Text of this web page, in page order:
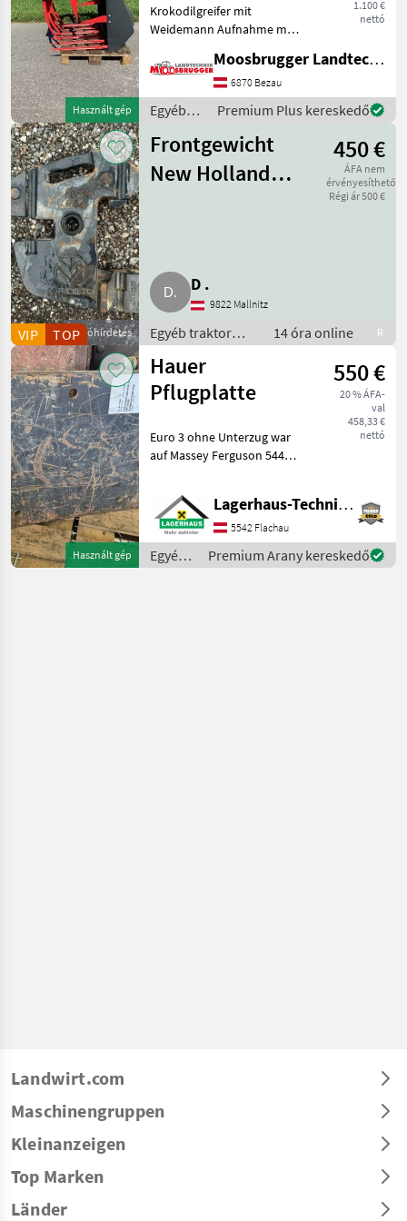
Használt gép
1.100 €
nettó
Krokodilgreifer mit
Weidemann Aufnahme mit
Daten: - Breite 110 cm -
Gewicht 206 kg -
Zinkenanzahl unten 6 -
Zinkenanzahl oben 5 -
Inhalt
Moosbrugger Landtechnik GmbH
6870 Bezau
Egyéb
tartozékok
/ Stekro
Premium Plus kereskedő
Apróhirdetés
VIP TOP
Frontgewicht
New Holland
450 €
ÁFA nem
érvényesíthető
Régi ár 500 €
D .
9822 Mallnitz
Egyéb traktor
tartozékok /
Frontsúlyok
14 óra online R
Használt gép
Hauer
Pflugplatte
550 €
20 % ÁFA-
val
458,33 €
nettó
Euro 3 ohne Unterzug war
auf Massey Ferguson 5445
Ihren Besuch
bekanntzugeben, um
ausreichend Zeit für die
Beratung
Lagerhaus-Technik Flachau
5542 Flachau
Egyéb
traktor
Premium Arany kereskedő
Landwirt.com
Maschinengruppen
Kleinanzeigen
Top Marken
Länder